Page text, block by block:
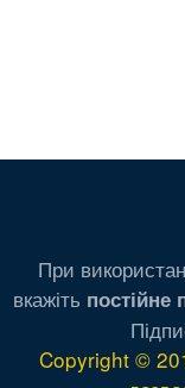
При
вкажіть постійне
Copyright ©